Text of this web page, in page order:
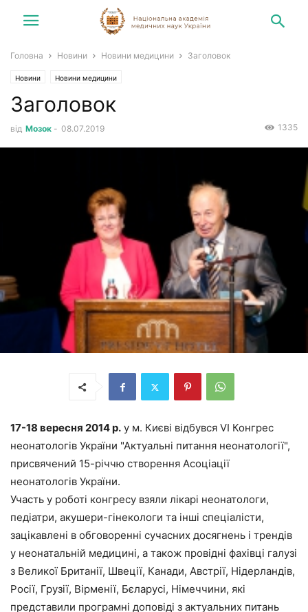
Головна Новини Новини медицини Заголовок
Новини Новини медицини
Заголовок
від Мозок - 08.07.2019 1335
17-18 вересня 2014 р. у м. Києві відбувся VІ Конгрес
неонатологів України "Актуальні питання неонатології",
присвячений 15-річчю створення Асоціації
неонатологів України.
Участь у роботі конгресу взяли лікарі неонатологи,
педіатри, акушери-гінекологи та інші спеціалісти,
зацікавлені в обговоренні сучасних досягнень і трендів
у неонатальній медицині, а також провідні фахівці галузі
з Великої Британії, Швеції, Канади, Австрії, Нідерландів,
Росії, Грузії, Вірменії, Бєларусі, Німеччини, які
представили програмні доповіді з актуальних питань